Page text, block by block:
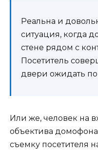
Реальна и
ситуация, когда
стене рядом с
Посетитель
двери ожидать
Или же, человек на
объектива
съемку посетителя